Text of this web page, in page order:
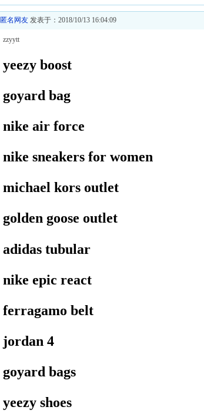
匿名网友 发表于：2018/10/13 16:04:09
zzyytt
yeezy boost
goyard bag
nike air force
nike sneakers for women
michael kors outlet
golden goose outlet
adidas tubular
nike epic react
ferragamo belt
jordan 4
goyard bags
yeezy shoes